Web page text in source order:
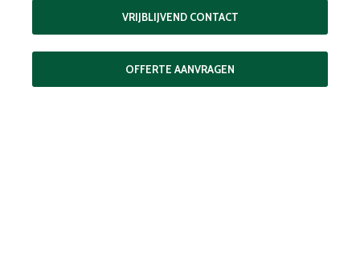
VRIJBLIJVEND CONTACT
OFFERTE AANVRAGEN